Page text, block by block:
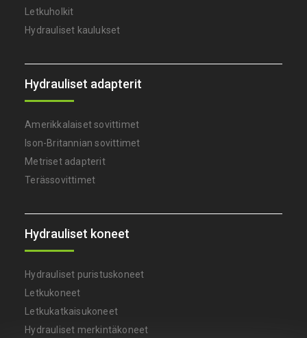
Letkuholkit
Hydrauliset kaulukset
Hydrauliset adapterit
Amerikkalaiset sovittimet
Ison-Britannian sovittimet
Metriset adapterit
Terässovittimet
Hydrauliset koneet
Hydrauliset puristuskoneet
Letkukoneet
Letkukatkaisukoneet
Hydrauliset merkintäkoneet